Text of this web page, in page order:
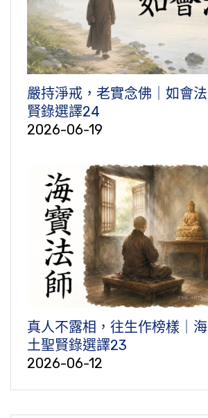
嚴持淨戒，老實念佛｜如會
賢錄選譯24
2026-06-19
真人不露相，往生作榜樣｜
土聖賢錄選譯23
2026-06-12